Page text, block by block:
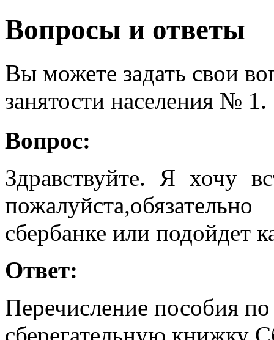
Вопросы и ответы
Вы можете задать свои
занятости населения № 1.
Вопрос:
Здравствуйте. Я хочу
сбербанке или подойдет
Ответ:
Перечисление пособия
сберегательную книжку